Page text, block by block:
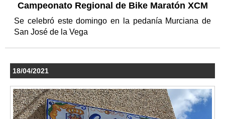
Campeonato Regional de Bike Maratón XCM
Se celebró este domingo en la pedanía Murciana de
San José de la Vega
18/04/2021